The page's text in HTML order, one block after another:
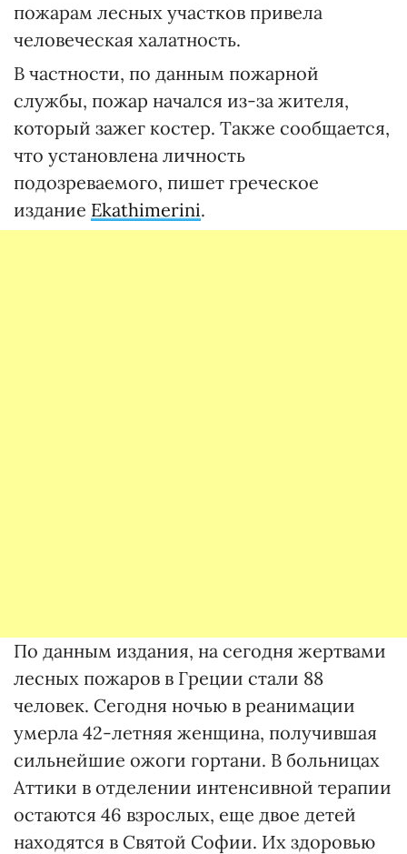
пожарам лесных участков привела
человеческая халатность.
В частности, по данным пожарной
службы, пожар начался из-за жителя,
который зажег костер. Также сообщается,
что установлена личность
подозреваемого, пишет греческое
издание Ekаthimerini.
По данным издания, на сегодня жертвами
лесных пожаров в Греции стали 88
человек. Сегодня ночью в реанимации
умерла 42-летняя женщина, получившая
сильнейшие ожоги гортани. В больницах
Аттики в отделении интенсивной терапии
остаются 46 взрослых, еще двое детей
находятся в Святой Софии. Их здоровью